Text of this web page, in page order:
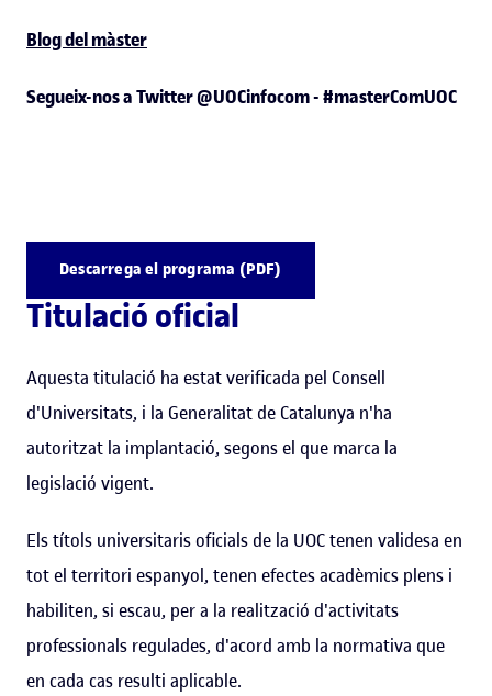
Blog del màster
Segueix-nos a Twitter @UOCinfocom - #masterComUOC
Descarrega el programa (PDF)
Titulació oficial
Aquesta titulació ha estat verificada pel Consell
d'Universitats, i la Generalitat de Catalunya n'ha
autoritzat la implantació, segons el que marca la
legislació vigent.
Els títols universitaris oficials de la UOC tenen validesa en
tot el territori espanyol, tenen efectes acadèmics plens i
habiliten, si escau, per a la realització d'activitats
professionals regulades, d'acord amb la normativa que
en cada cas resulti aplicable.